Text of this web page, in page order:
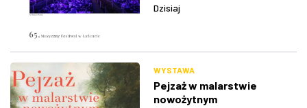
Dzisiaj
WYSTAWA
Pejzaż w malarstwie
nowożytnym